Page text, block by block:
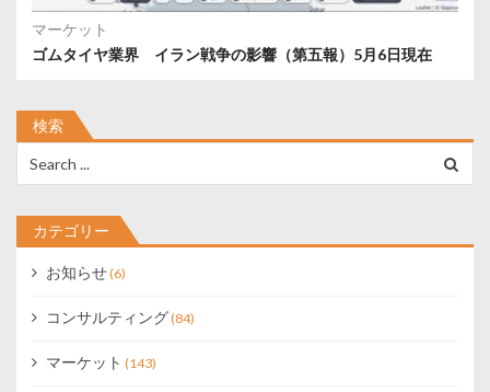
マーケット
ゴムタイヤ業界 イラン戦争の影響（第五報）5月6日現在
検索
for:
カテゴリー
お知らせ(6)
コンサルティング(84)
マーケット (143)